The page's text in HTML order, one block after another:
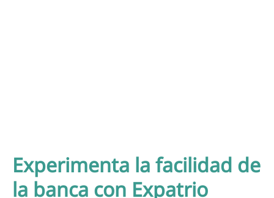
Experimenta la facilidad de
la banca con Expatrio